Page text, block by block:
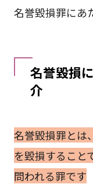
名誉毀損罪にあ
名誉毀損
介
名誉毀損罪とは
を毀損すること
問われる罪です